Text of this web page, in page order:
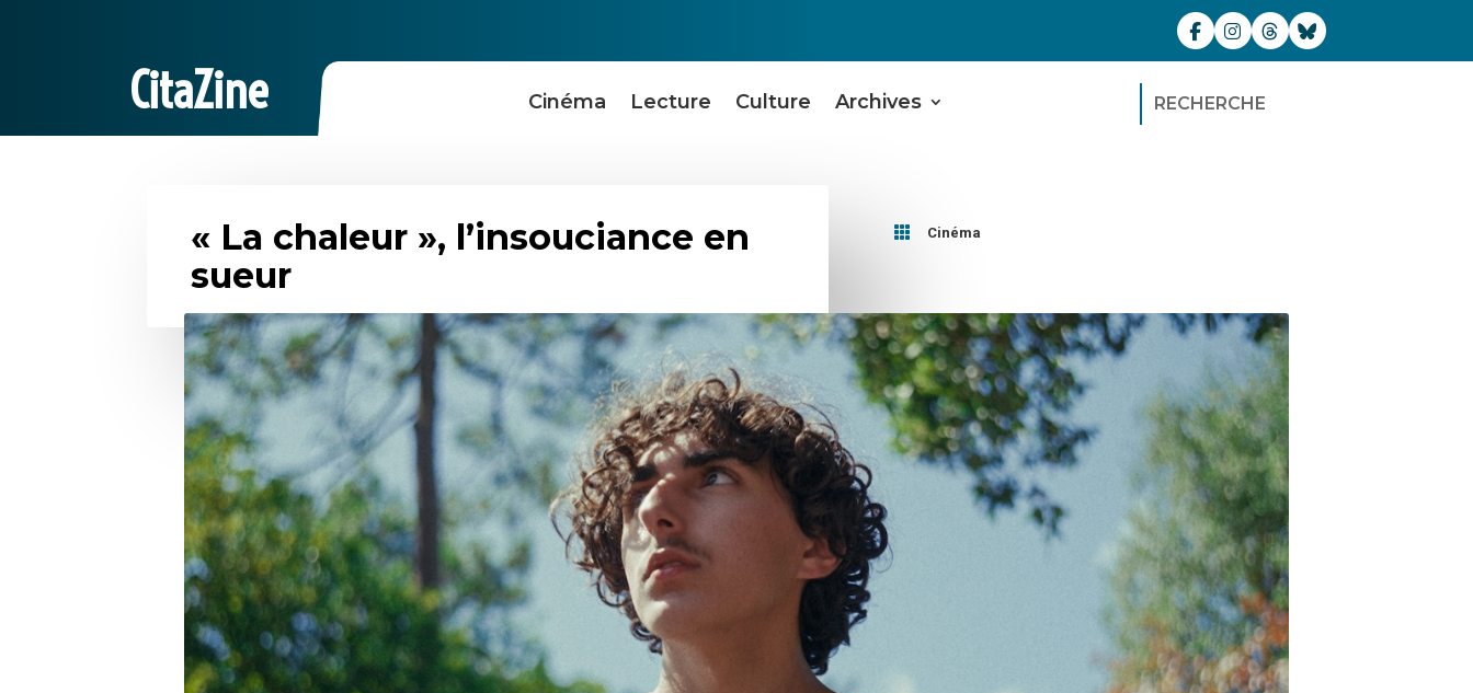
CitaZine Cinéma Lecture Culture Archives RECHERCHE
« La chaleur », l’insouciance en
sueur
 Cinéma